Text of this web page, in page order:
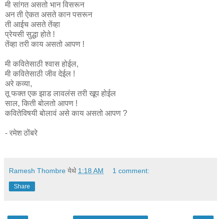
मी सांगत असतो भान विसरून
अन ती ऐकत असते कान पसरून
ती आईच असते तेंव्हा
प्रेयसी सुद्धा होते !
तेंव्हा तरी काय असतो आपण !
मी कवितेसाठी श्वास होईल,
मी कवितेसाठी जीव देईल !
अरे कव्या,
तू फक्त एक झाड लावलंस तरी खूप होईल
साल, किती बोलतो आपण !
कवितेविषयी बोलावं असे काय असतो आपण ?
- रमेश ठोंबरे
Ramesh Thombre येथे 1:18 AM 1 comment:
Share